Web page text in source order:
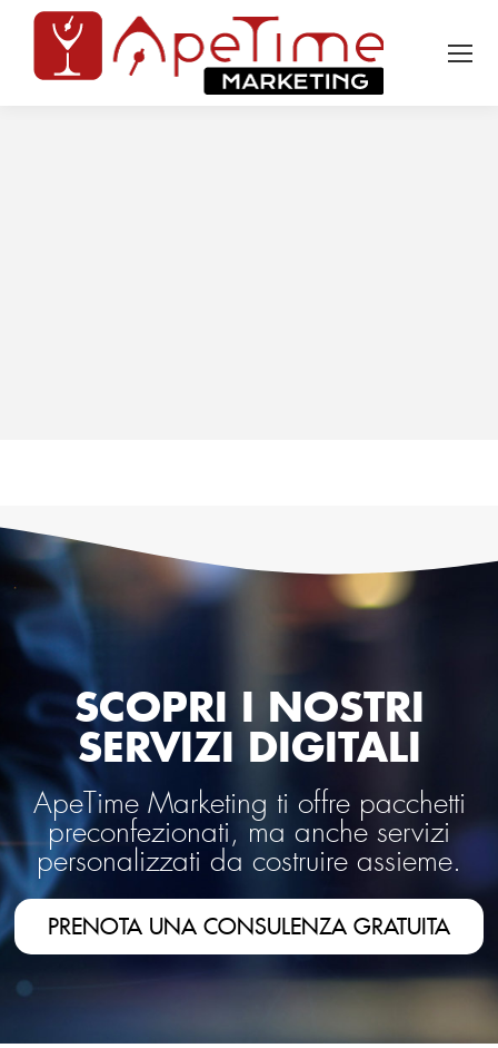
SCOPRI I NOSTRI
SERVIZI DIGITALI
ApeTime Marketing ti offre pacchetti
preconfezionati, ma anche servizi
personalizzati da costruire assieme.
PRENOTA UNA CONSULENZA GRATUITA